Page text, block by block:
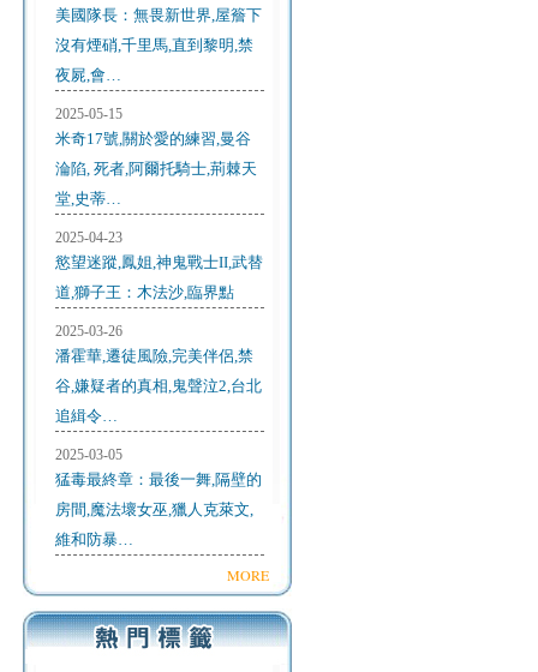
美國隊長：無畏新世界,屋簷下
沒有煙硝,千里馬,直到黎明,禁
夜屍,會…
2025-05-15
米奇17號,關於愛的練習,曼谷
淪陷, 死者,阿爾托騎士,荊棘天
堂,史蒂…
2025-04-23
慾望迷蹤,鳳姐,神鬼戰士II,武替
道,獅子王：木法沙,臨界點
2025-03-26
潘霍華,遷徒風險,完美伴侶,禁
谷,嫌疑者的真相,鬼聲泣2,台北
追緝令…
2025-03-05
猛毒最終章：最後一舞,隔壁的
房間,魔法壞女巫,獵人克萊文,
維和防暴…
MORE